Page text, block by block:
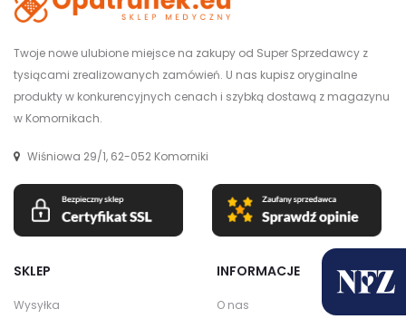
Twoje nowe ulubione miejsce na zakupy od Super Sprzedawcy z
tysiącami zrealizowanych zamówień. U nas kupisz oryginalne
produkty w konkurencyjnych cenach i szybką dostawą z magazynu
w Komornikach.
Wiśniowa 29/1, 62-052 Komorniki
SKLEP
Wysyłka
INFORMACJE
O nas